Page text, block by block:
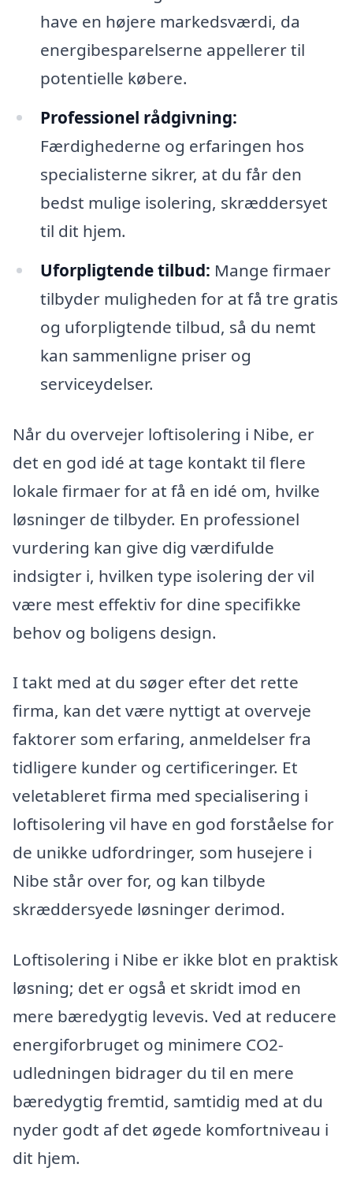
have en højere markedsværdi, da
energibesparelserne appellerer til
potentielle købere.
Professionel rådgivning:
Færdighederne og erfaringen hos
specialisterne sikrer, at du får den
bedst mulige isolering, skræddersyet
til dit hjem.
Uforpligtende tilbud: Mange firmaer
tilbyder muligheden for at få tre gratis
og uforpligtende tilbud, så du nemt
kan sammenligne priser og
serviceydelser.
Når du overvejer loftisolering i Nibe, er
det en god idé at tage kontakt til flere
lokale firmaer for at få en idé om, hvilke
løsninger de tilbyder. En professionel
vurdering kan give dig værdifulde
indsigter i, hvilken type isolering der vil
være mest effektiv for dine specifikke
behov og boligens design.
I takt med at du søger efter det rette
firma, kan det være nyttigt at overveje
faktorer som erfaring, anmeldelser fra
tidligere kunder og certificeringer. Et
veletableret firma med specialisering i
loftisolering vil have en god forståelse for
de unikke udfordringer, som husejere i
Nibe står over for, og kan tilbyde
skræddersyede løsninger derimod.
Loftisolering i Nibe er ikke blot en praktisk
løsning; det er også et skridt imod en
mere bæredygtig levevis. Ved at reducere
energiforbruget og minimere CO2-
udledningen bidrager du til en mere
bæredygtig fremtid, samtidig med at du
nyder godt af det øgede komfortniveau i
dit hjem.